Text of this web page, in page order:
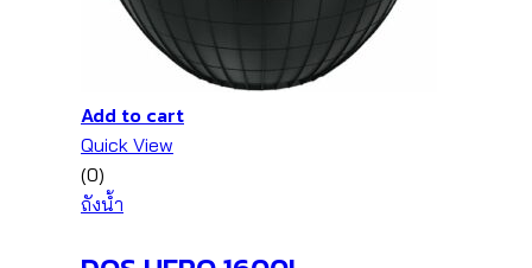
Add to cart
Quick View
(0)
ถังน้ำ